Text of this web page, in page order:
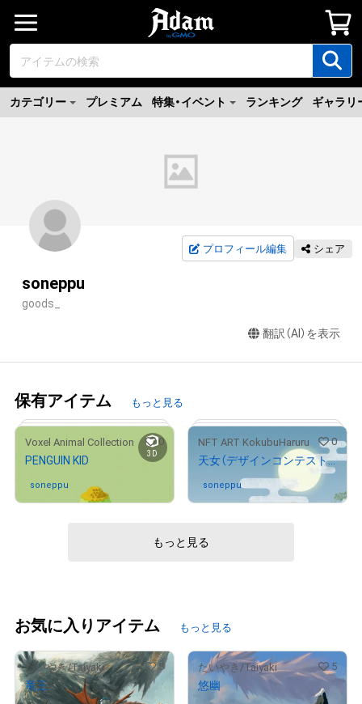
カテゴリー プレミアム 特集・イベント ランキング ギャラリ
プロフィール編集 シェア
soneppu
goods_
翻訳（AI）を表示
保有アイテム もっと見る
3D
Voxel Animal Collection 0
PENGUIN KID
soneppu さんが保有中
NFT ART KokubuHaruru 0
天女（デザインコンテスト受賞作品）
soneppu さんが保有中
もっと見る
お気に入りアイテム もっと見る
たいやき/Taiyaki 5
竜王
たいやき/Taiyaki 5
悠幽